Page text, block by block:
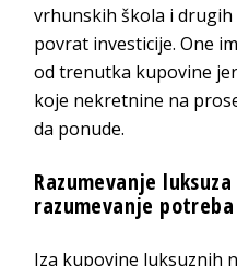
vrhunskih škola i
povrat investicije. One
od trenutka kupovine
koje nekretnine na
da ponude.
Razumevanje
razumevanje potreba
Iza kupovine luksuznih